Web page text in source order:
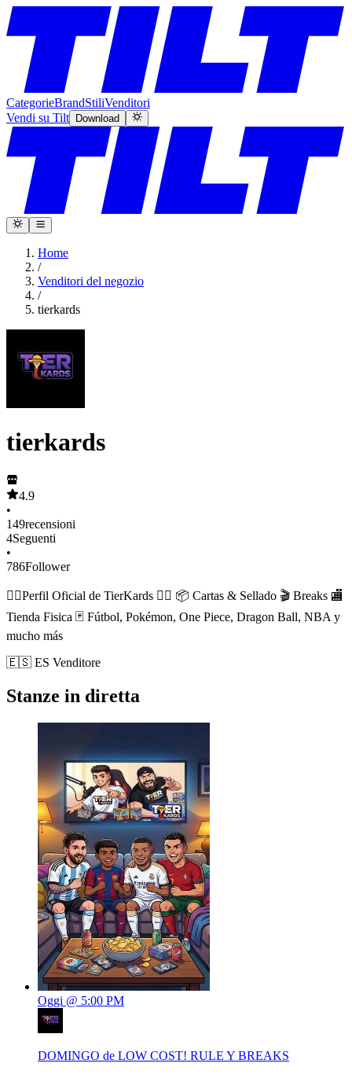
CategorieBrandStiliVenditori
Vendi su Tilt
Download
Home
/
Venditori del negozio
/
tierkards
tierkards
4.9
•
149recensioni
4Seguenti
•
786Follower
👉🏾Perfil Oficial de TierKards 👈🏾 📦 Cartas & Sellado 🎬 Breaks 🏬
Tienda Fisica 🃏 Fútbol, Pokémon, One Piece, Dragon Ball, NBA y
mucho más
🇪🇸 ES Venditore
Stanze in diretta
Oggi @ 5:00 PM
DOMINGO de LOW COST! RULE Y BREAKS